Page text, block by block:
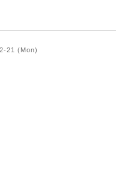
21 (Mon)